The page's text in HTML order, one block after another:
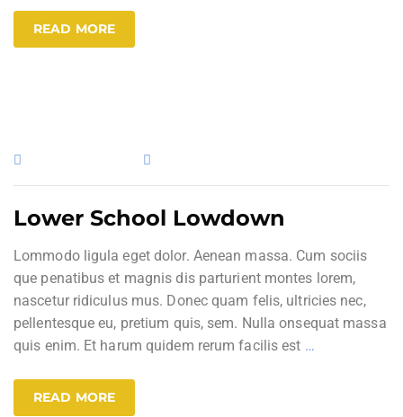
READ MORE
Lower School Lowdown
Lommodo ligula eget dolor. Aenean massa. Cum sociis
que penatibus et magnis dis parturient montes lorem,
nascetur ridiculus mus. Donec quam felis, ultricies nec,
pellentesque eu, pretium quis, sem. Nulla onsequat massa
quis enim. Et harum quidem rerum facilis est …
READ MORE